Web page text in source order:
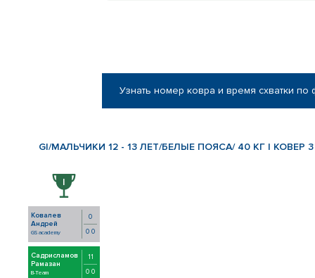
Узнать номер ковра и время схватки по
GI/МАЛЬЧИКИ 12 - 13 ЛЕТ/БЕЛЫЕ ПОЯСА/ 40 КГ | КОВЕР 3
Ковалев
Андрей
GS academy
0
0 0
Садрисламов
Рамазан
B-Team
11
0 0